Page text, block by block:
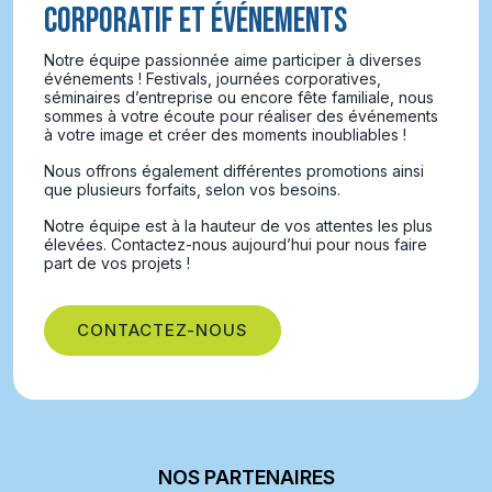
CORPORATIF ET ÉVÉNEMENTS
Notre équipe passionnée aime participer à diverses
événements ! Festivals, journées corporatives,
séminaires d’entreprise ou encore fête familiale, nous
sommes à votre écoute pour réaliser des événements
à votre image et créer des moments inoubliables !
Nous offrons également différentes promotions ainsi
que plusieurs forfaits, selon vos besoins.
Notre équipe est à la hauteur de vos attentes les plus
élevées. Contactez-nous aujourd’hui pour nous faire
part de vos projets !
CONTACTEZ-NOUS
NOS PARTENAIRES